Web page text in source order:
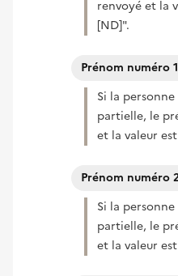
renvoyé et la
[ND]".
Prénom numéro
Si la
partielle, le
et la valeur
Prénom numéro
Si la
partielle, le
et la valeur